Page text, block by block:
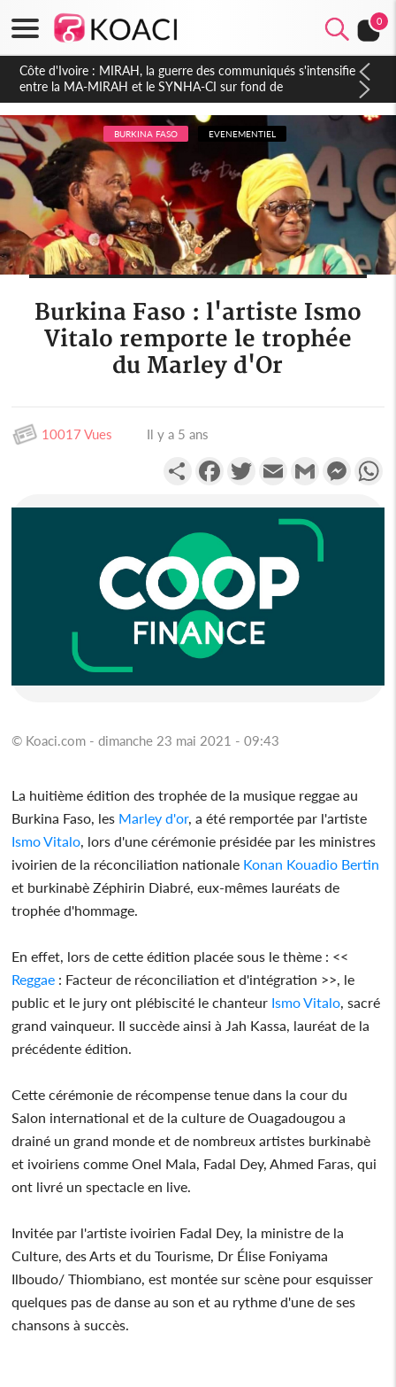
0
Côte d'Ivoire : Indépendance 2026, Thiam plaide pour un
environnement démocratique plus apaisé
BURKINA FASO EVENEMENTIEL
Burkina Faso : l'artiste Ismo
Vitalo remporte le trophée
du Marley d'Or
10017 Vues Il y a 5 ans
PartagerFacebookTwitterEmail Gmail
© Koaci.com - dimanche 23 mai 2021 - 09:43
La huitième édition des trophée de la musique reggae au
Burkina Faso, les Marley d'or, a été remportée par l'artiste
Ismo Vitalo , lors d'une cérémonie présidée par les ministres
ivoirien de la réconciliation nationale Konan Kouadio Bertin
et burkinabè Zéphirin Diabré, eux-mêmes lauréats de
trophée d'hommage.
En effet, lors de cette édition placée sous le thème : <<
Reggae : Facteur de réconciliation et d'intégration >>, le
public et le jury ont plébiscité le chanteur Ismo Vitalo , sacré
grand vainqueur. Il succède ainsi à Jah Kassa, lauréat de la
précédente édition.
Cette cérémonie de récompense tenue dans la cour du
Salon international et de la culture de Ouagadougou a
drainé un grand monde et de nombreux artistes burkinabè
et ivoiriens comme Onel Mala, Fadal Dey, Ahmed Faras, qui
ont livré un spectacle en live.
Invitée par l'artiste ivoirien Fadal Dey, la ministre de la
Culture, des Arts et du Tourisme, Dr Élise Foniyama
Ilboudo/ Thiombiano, est montée sur scène pour esquisser
quelques pas de danse au son et au rythme d'une de ses
chansons à succès.